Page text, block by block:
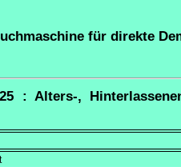
für direkte
: Alters-,